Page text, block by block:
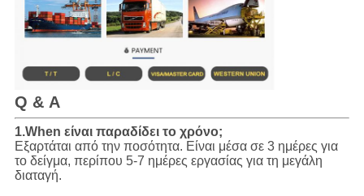
Q & Α
1.When είναι παραδίδει το χρόνο;
Εξαρτάται από την ποσότητα. Είναι μέσα σε 3 ημέρες για
το δείγμα, περίπου 5-7 ημέρες εργασίας για τη μεγάλη
διαταγή.